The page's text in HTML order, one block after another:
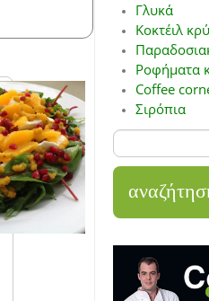
Γλυκά
Κοκτέιλ
Ροφήματα
Coffee
Σιρόπια